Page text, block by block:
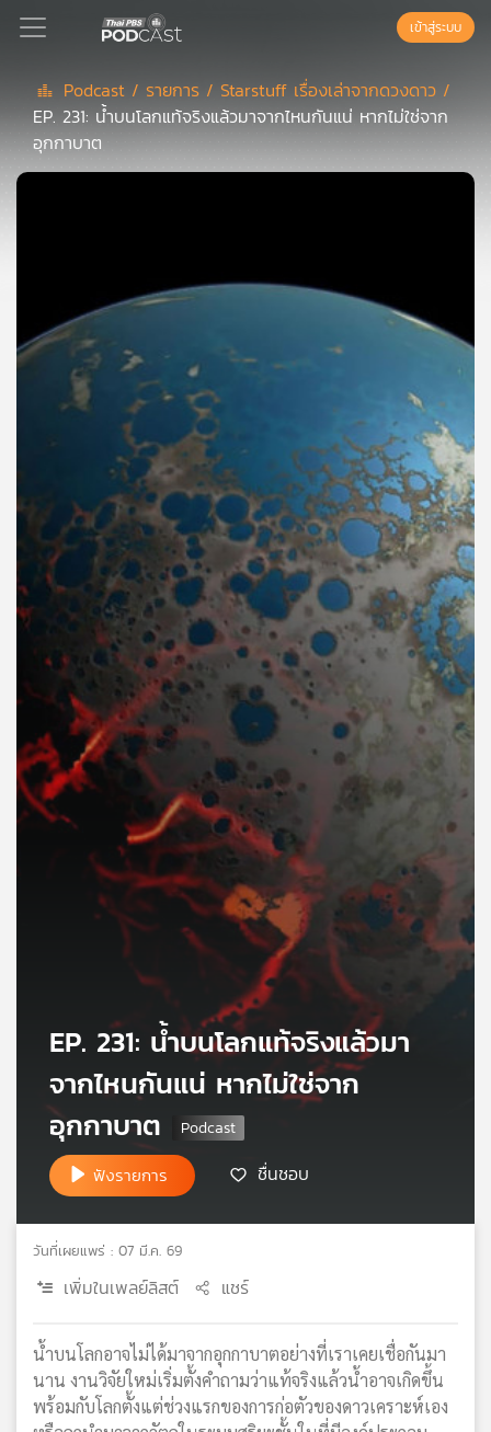
Podcast
คุณ
เพลง
บทความ
ข่าว
และ
กิจกรรม
วิทยุ
เครือ
เข้าสู่ระบบ
Podcast / รายการ / Starstuff เรื่องเล่าจากดวงดาว /
EP. 231: น้ำบนโลกแท้จริงแล้วมาจากไหนกันแน่ หากไม่ใช่จาก
อุกกาบาต
EP. 231: น้ำบนโลกแท้จริงแล้วมา
จากไหนกันแน่ หากไม่ใช่จาก
อุกกาบาต
ฟังรายการ ชื่นชอบ
วันที่เผยแพร่ : 07 มี.ค. 69
เพิ่มในเพลย์ลิสต์ แชร์
น้ำบนโลกอาจไม่ได้มาจากอุกกาบาตอย่างที่เราเคยเชื่อกันมา
นาน งานวิจัยใหม่เริ่มตั้งคำถามว่าแท้จริงแล้วน้ำอาจเกิดขึ้น
พร้อมกับโลกตั้งแต่ช่วงแรกของการก่อตัวของดาวเคราะห์เอง